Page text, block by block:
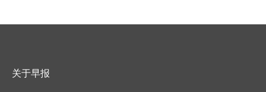
关于早报